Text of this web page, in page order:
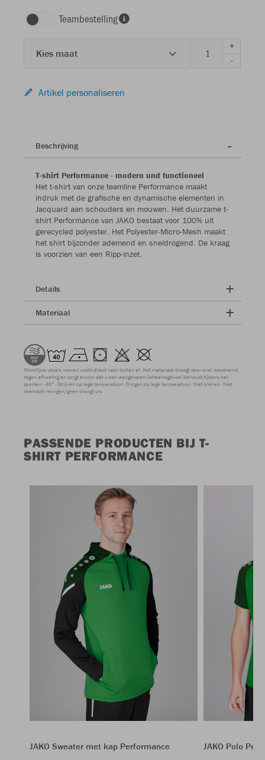
Teambestelling
Kies maat
+
-
Artikel personaliseren
Beschrijving
T-shirt Performance - modern und functioneel
Het t-shirt van onze teamline Performance maakt
indruk met de grafische en dynamische elementen in
Jacquard aan schouders en mouwen. Het duurzame t-
shirt Performance van JAKO bestaat voor 100% uit
gerecycled polyester. Het Polyester-Micro-Mesh maakt
het shirt bijzonder ademend en sneldrogend. De kraag
is voorzien van een Ripp-inzet.
Details
Materiaal
Microfijne vezels voeren vocht direct naar buiten af. Het materiaal droogt zeer snel, beschermt
tegen afkoeling en zorgt ervoor dat u een aangenaam lichaamsgevoel behoudt tijdens het
sporten. 40° Strijken op lage temperatuur Drogen op lage temperatuur Niet bleken Niet
chemisch reinigen/geen droogkuis
PASSENDE PRODUCTEN BIJ T-
SHIRT PERFORMANCE
JAKO Sweater met kap Performance
JAKO Polo